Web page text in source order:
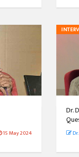
15 May 2024
Dr.